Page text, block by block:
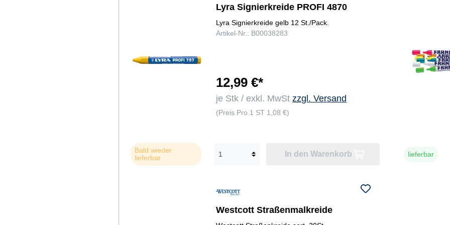
Lyra Signierkreide PROFI 4870
Lyra Signierkreide gelb 12 St./Pack.
Artikel-Nr.: B00038283
12,99 €*
je Stk / exkl. MwStzzgl. Versand
(Preis Pro 1 ST 1,08 €)
Bald wieder
lieferbar
In den Warenkorb lieferbar
Westcott Straßenmalkreide